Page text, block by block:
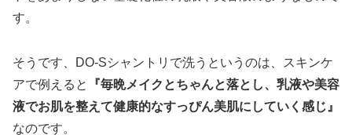
す。
そうです、DO-Sシャントリで洗うというのは、スキンケ
アで例えると
『毎晩メイクとちゃんと落とし、乳液や美容
液でお肌を整えて健康的なすっぴん美肌にしていく感じ』
なのです。